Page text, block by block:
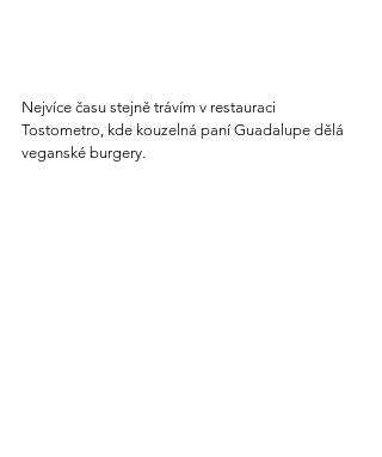
Nejvíce času stejně trávím v restauraci
Tostometro, kde kouzelná paní Guadalupe dělá
veganské burgery.